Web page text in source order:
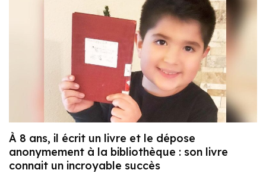
À 8 ans, il écrit un livre et le dépose
anonymement à la bibliothèque : son livre
connait un incroyable succès